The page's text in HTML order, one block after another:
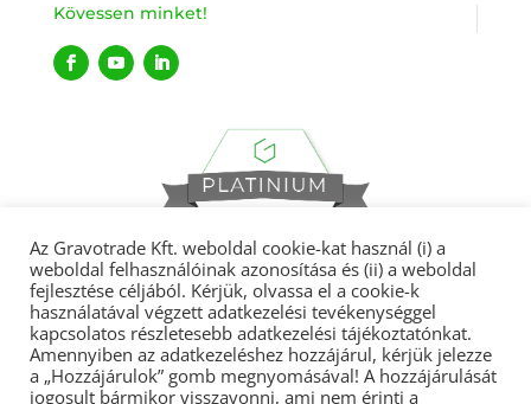
Kövessen minket!
Gravotrade 2022 © Minden jog fenntartva.
Az Gravotrade Kft. weboldal cookie-kat használ (i) a
weboldal felhasználóinak azonosítása és (ii) a weboldal
fejlesztése céljából. Kérjük, olvassa el a cookie-k
használatával végzett adatkezelési tevékenységgel
kapcsolatos részletesebb adatkezelési tájékoztatónkat.
Amennyiben az adatkezeléshez hozzájárul, kérjük jelezze
a „Hozzájárulok” gomb megnyomásával! A hozzájárulását
jogosult bármikor visszavonni, ami nem érinti a